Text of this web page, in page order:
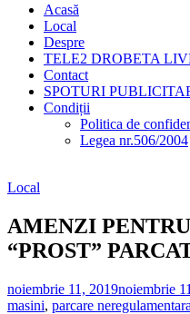
Acasă
Local
Despre
TELE2 DROBETA
Contact
SPOTURI
Condiții
Politica de
Legea nr.506/2004
Local
AMENZI
“PROST”
noiembrie 11, 2019noiembrie
masini, parcare neregulamentara